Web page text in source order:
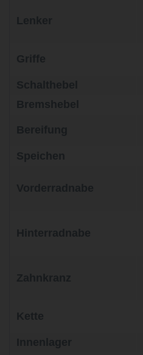
Griffe
Bremshebel
Speichen
Hinterradnabe
Kette